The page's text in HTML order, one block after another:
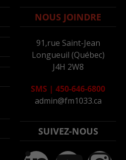
NOUS JOINDRE
91,rue Saint-Jean
Longueuil (Québec)
J4H 2W8
SMS | 450-646-6800
admin@fm1033.ca
SUIVEZ-NOUS